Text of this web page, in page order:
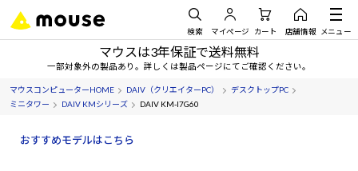
検索 マイページ カート 店舗情報 メニュー
マウスは3年保証で送料無料
一部対象外の製品あり。詳しくは製品ページにてご確認ください。
マウスコンピューターHOME DAIV（クリエイターPC）
デスクトップPC
ミニタワー
DAIV KMシリーズ DAIV KM-I7G60
おすすめモデルはこちら